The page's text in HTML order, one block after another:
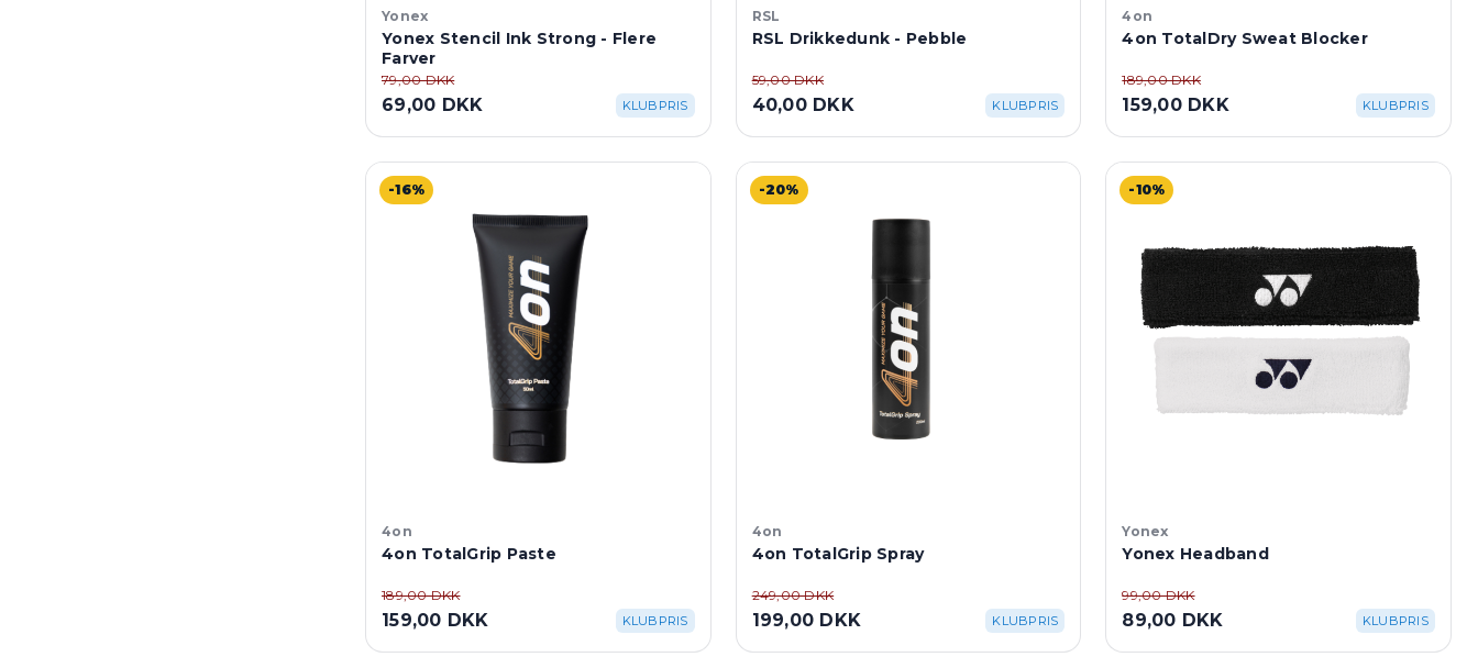
Yonex
Yonex Stencil Ink Strong - Flere
Farver
79,00 DKK
69,00 DKK KLUBPRIS
RSL
RSL Drikkedunk - Pebble
59,00 DKK
40,00 DKK KLUBPRIS
4on
4on TotalDry Sweat Blocker
189,00 DKK
159,00 DKK KLUBPRIS
-16%
4on
4on TotalGrip Paste
189,00 DKK
159,00 DKK KLUBPRIS
-20%
4on
4on TotalGrip Spray
249,00 DKK
199,00 DKK KLUBPRIS
-10%
Yonex
Yonex Headband
99,00 DKK
89,00 DKK KLUBPRIS